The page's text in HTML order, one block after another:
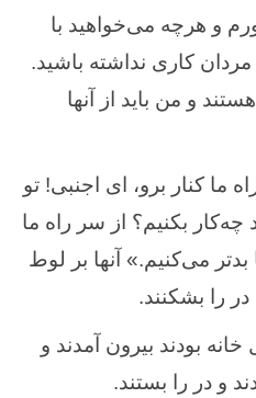
‌و هرچه ‌می‌خواهید با
مردان‌ كاری نداشته‌ باشید.
و من‌ باید از آنها
‌ما كنار برو، ای اجنبی! تو
چه‌كار بكنیم‌؟ از سر راه ‌ما
بدتر می‌كنیم‌.» آنها بر لوط
را بشكنند.
‌بودند بیرون‌ آمدند و
و در را بستند.